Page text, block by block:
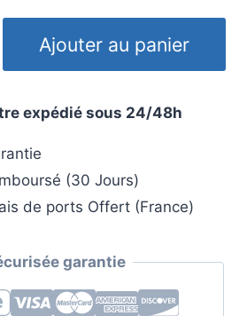
prix
actuel
est :
47,40 €.
Ajouter au panier
expédié sous 24/48h
(30 Jours)
de ports Offert (France)
garantie